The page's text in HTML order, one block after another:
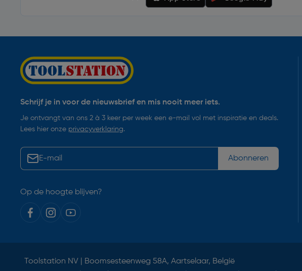
Schrijf je in voor de nieuwsbrief en mis nooit meer iets.
Je ontvangt van ons 2 à 3 keer per week een e-mail vol met inspiratie en deals.
Lees hier onze privacyverklaring.
Abonneren
Op de hoogte blijven?
Toolstation NV | Boomsesteenweg 58A, Aartselaar, België